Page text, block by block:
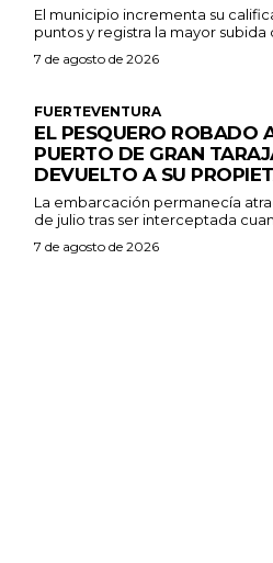
El municipio incrementa su
puntos y registra la mayor subida
7 de agosto de 2026
FUERTEVENTURA
EL PESQUERO ROBADO
PUERTO DE GRAN
DEVUELTO A SU
La embarcación permanecía
de julio tras ser interceptada
7 de agosto de 2026